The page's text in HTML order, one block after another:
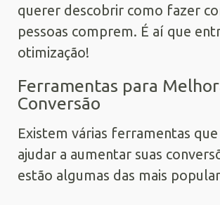
querer descobrir como fazer
pessoas comprem. É aí que
otimização!
Ferramentas para
Conversão
Existem várias ferramentas
ajudar a aumentar suas
estão algumas das mais